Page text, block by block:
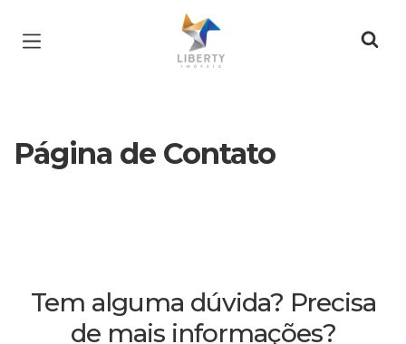
Página inicial
Página de Contato
Tem alguma dúvida? Precisa
de mais informações?